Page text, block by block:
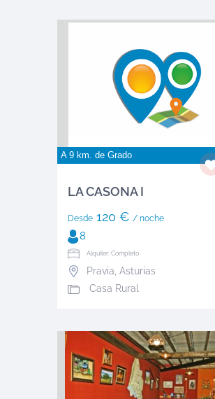
A 9 km. de Grado
LA CASONA I
Desde120 € / noche
8
Alquiler: Completo
Pravia Asturias
Casa Rural